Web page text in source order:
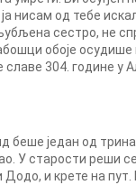
нисам од тебе
сестро, не
обоје
славе 304. године у
беше један од
У старости реши
Додо, и крете на